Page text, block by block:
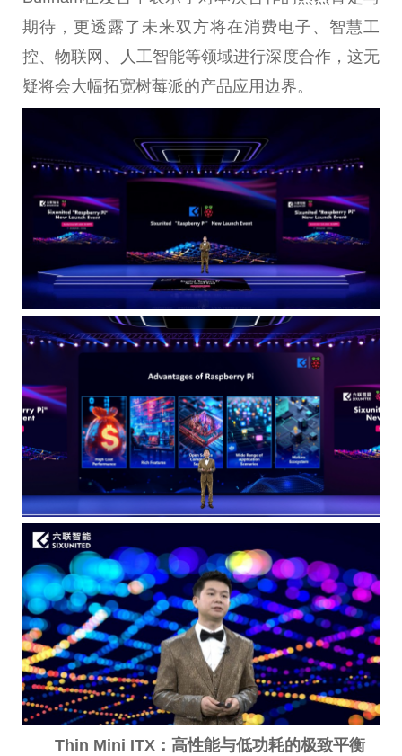
期待，更透露了未来双方将在消费电子、智慧工
控、物联网、人工智能等领域进行深度合作，这无
疑将会大幅拓宽树莓派的产品应用边界。
Thin Mini ITX：高性能与低功耗的极致平衡